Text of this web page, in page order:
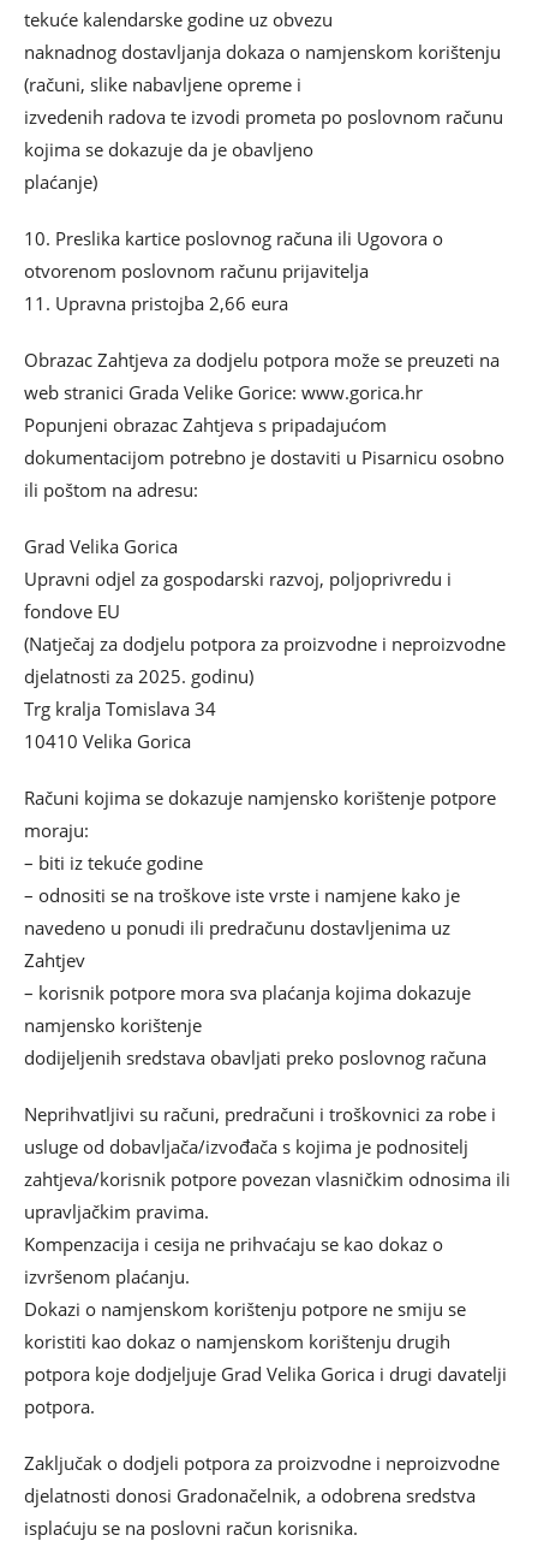
tekuće kalendarske godine uz obvezu
naknadnog dostavljanja dokaza o namjenskom korištenju
(računi, slike nabavljene opreme i
izvedenih radova te izvodi prometa po poslovnom računu
kojima se dokazuje da je obavljeno
plaćanje)
10. Preslika kartice poslovnog računa ili Ugovora o
otvorenom poslovnom računu prijavitelja
11. Upravna pristojba 2,66 eura
Obrazac Zahtjeva za dodjelu potpora može se preuzeti na
web stranici Grada Velike Gorice: www.gorica.hr
Popunjeni obrazac Zahtjeva s pripadajućom
dokumentacijom potrebno je dostaviti u Pisarnicu osobno
ili poštom na adresu:
Grad Velika Gorica
Upravni odjel za gospodarski razvoj, poljoprivredu i
fondove EU
(Natječaj za dodjelu potpora za proizvodne i neproizvodne
djelatnosti za 2025. godinu)
Trg kralja Tomislava 34
10410 Velika Gorica
Računi kojima se dokazuje namjensko korištenje potpore
moraju:
– biti iz tekuće godine
– odnositi se na troškove iste vrste i namjene kako je
navedeno u ponudi ili predračunu dostavljenima uz
Zahtjev
– korisnik potpore mora sva plaćanja kojima dokazuje
namjensko korištenje
dodijeljenih sredstava obavljati preko poslovnog računa
Neprihvatljivi su računi, predračuni i troškovnici za robe i
usluge od dobavljača/izvođača s kojima je podnositelj
zahtjeva/korisnik potpore povezan vlasničkim odnosima ili
upravljačkim pravima.
Kompenzacija i cesija ne prihvaćaju se kao dokaz o
izvršenom plaćanju.
Dokazi o namjenskom korištenju potpore ne smiju se
koristiti kao dokaz o namjenskom korištenju drugih
potpora koje dodjeljuje Grad Velika Gorica i drugi davatelji
potpora.
Zaključak o dodjeli potpora za proizvodne i neproizvodne
djelatnosti donosi Gradonačelnik, a odobrena sredstva
isplaćuju se na poslovni račun korisnika.